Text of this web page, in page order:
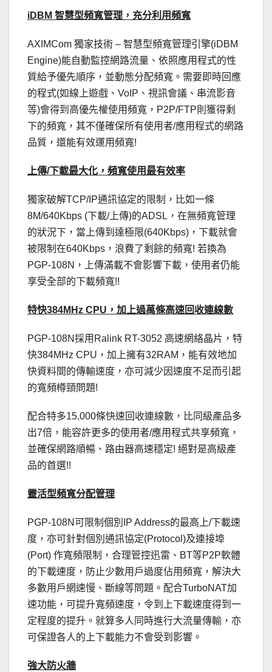
iDBM 智慧型頻寬管理，充分利用頻寬
AXIMCom 獨家技術 – 智慧型頻寬管理引擎(iDBM
Engine)能自動監控網路流量、依照應用程式的性
質給予優先順序，並動態分配頻寬。需要即時回應
的程式(如線上遊戲、VoIP、視訊會議、串流影音
等)會得到高優先權使用頻寬，P2P/FTP則獲得剩
下的頻寬，其不僅確保所有使用者/應用程式的網路
品質，還能有效運用頻寬!
上傳/下載最大化，頻寬使用最有效率
獨家破解TCP/IP通訊協定的限制，比如一條
8M/640Kbps (下載/上傳)的ADSL，在無頻寬管理
的狀況下，當上傳到達極限(640Kbps)，下載就會
被限制在640Kbps，浪費了剩餘的頻寬! 若換為
PGP-108N，上傳滿載不會影響下載，使用者仍能
享受全部的下載頻寬!!
特快384MHz CPU，加上過萬條高速回收連線數
PGP-108N採用Ralink RT-3052 高速網絡晶片，特
快384MHz CPU，加上擁有32RAM，能有效地加
快資料間的傳輸速度，亦可減少因速度不足而引起
的寬頻樽頸問題!
配合特多15,000條快速回收連線數，比同級產品多
出7倍，能容許更多的使用者/應用程式共享頻寬，
並確保網路順暢、路由器高速穩定! 絕對是高級產
品的首選!!
靈活型頻寬分配管理
PGP-108N可限制個別IP Address的最高上/下載速
度，亦可針對個別通訊協定(Protocol)及連接埠
(Port) 作寬頻限制，合理管控迅雷、BT等P2P軟體
的下載速度，防止少數用戶過度佔用頻寬，解決大
多數用戶網速慢、斷線等問題。配合TurboNAT加
速功能，可提升寬頻速度，令到上下載速度得到一
定程度的提升。就算多人同時進行大流量傳輸，亦
可保證各人的上下載能力不會受到影響。
強大防火牆